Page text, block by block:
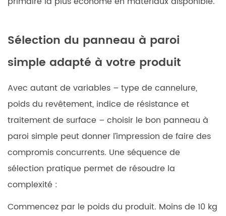
Sélection du panneau à paroi
simple adapté à votre produit
Avec autant de variables – type de cannelure,
poids du revêtement, indice de résistance et
traitement de surface – choisir le bon panneau à
paroi simple peut donner l’impression de faire des
compromis concurrents. Une séquence de
sélection pratique permet de résoudre la
complexité :
Commencez par le poids du produit. Moins de 10 kg